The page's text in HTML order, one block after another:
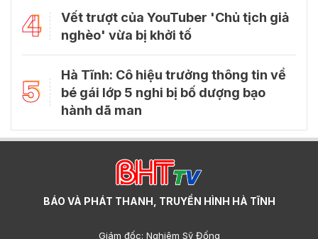
4
Vết trượt của YouTuber 'Chủ tịch giả
nghèo' vừa bị khởi tố
5
Hà Tĩnh: Cô hiệu trưởng thông tin về
bé gái lớp 5 nghi bị bố dượng bạo
hành dã man
BÁO VÀ PHÁT THANH, TRUYỀN HÌNH HÀ TĨNH
Giám đốc: Nghiêm Sỹ Đống